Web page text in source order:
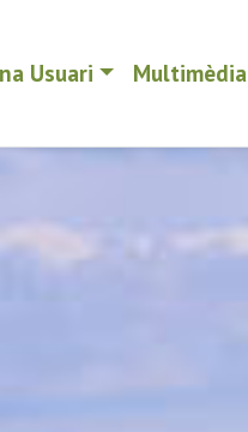
Usuari Multimèdia